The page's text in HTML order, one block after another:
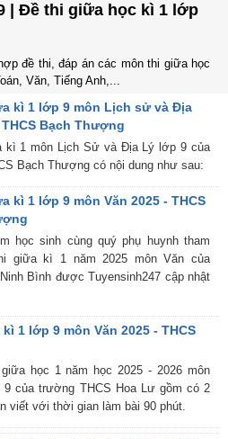
| Đề thi giữa học kì 1 lớp
đề thi, đáp án các môn thi giữa học
Văn, Tiếng Anh,...
kì 1 lớp 9 môn Lịch sử và Địa
Bạch Thượng
kì 1 môn Lịch Sử và Địa Lý lớp 9 của
Bạch Thượng có nội dung như sau:
kì 1 lớp 9 môn Văn 2025 - THCS
học sinh cùng quý phụ huynh tham
giữa kì 1 năm 2025 môn Văn của
Bình được Tuyensinh247 cập nhật
1 lớp 9 môn Văn 2025 - THCS
học 1 năm học 2025 - 2026 môn
9 của trường THCS Hoa Lư gồm có 2
viết với thời gian làm bài 90 phút.